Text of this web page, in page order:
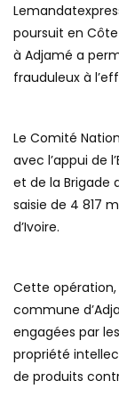
poursuit en
à Adjamé a
frauduleux à
Le Comité
avec l’appui de
et de la Brigade
saisie de 4 817
d’Ivoire.
Cette opération,
commune
engagées par
propriété
de produits